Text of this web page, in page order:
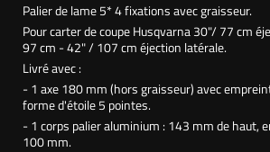
Palier de lame 5* 4 fixations avec graisseur.
Pour carter de coupe Husqvarna 30"/ 77 cm
97 cm - 42" / 107 cm éjection latérale.
Livré avec :
- 1 axe 180 mm (hors graisseur) avec
forme d'étoile 5 pointes.
- 1 corps palier aluminium : 143 mm de haut,
100 mm.